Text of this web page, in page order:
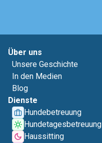
Über uns
Unsere Geschichte
In den Medien
Blog
Dienste
Hundebetreuung
Hundetagesbetreuung
Haussitting